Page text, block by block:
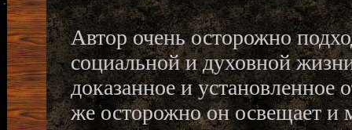
Автор очень осторожно
социальной и духовной
доказанное и установленное
же осторожно он освещает и